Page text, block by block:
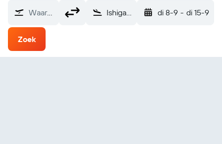
Waarvandaan? Ishigaki (ISG) di 8-9 - di 15-9
Zoek